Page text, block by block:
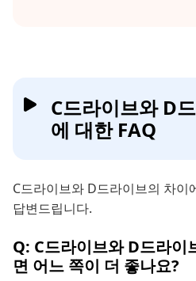
C드라이브와 D
에 대한 FAQ
C드라이브와 D드라이브의 차이
답변드립니다.
Q: C드라이브와 D드라이
면 어느 쪽이 더 좋나요?